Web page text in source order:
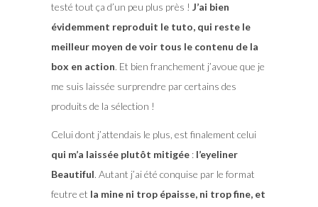
testé tout ça d’un peu plus près ! J’ai bien
évidemment reproduit le tuto, qui reste le
meilleur moyen de voir tous le contenu de la
box en action. Et bien franchement j’avoue que je
me suis laissée surprendre par certains des
produits de la sélection !
Celui dont j’attendais le plus, est finalement celui
qui m’a laissée plutôt mitigée: l’eyeliner
Beautiful. Autant j’ai été conquise par le format
feutre et la mine ni trop épaisse, ni trop fine, et